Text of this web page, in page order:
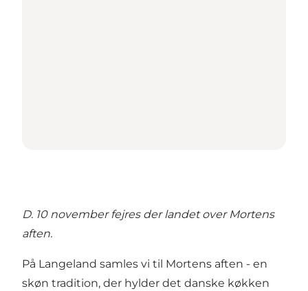
D. 10 november fejres der landet over Mortens
aften.
På Langeland samles vi til Mortens aften - en
skøn tradition, der hylder det danske køkken